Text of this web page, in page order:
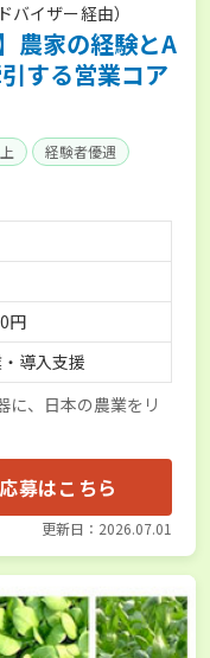
イザー経由）
農家の経験とA
する営業コア
経験者優遇
円
導入支援
に、日本の農業をリ
応募はこちら
更新日：2026.07.01